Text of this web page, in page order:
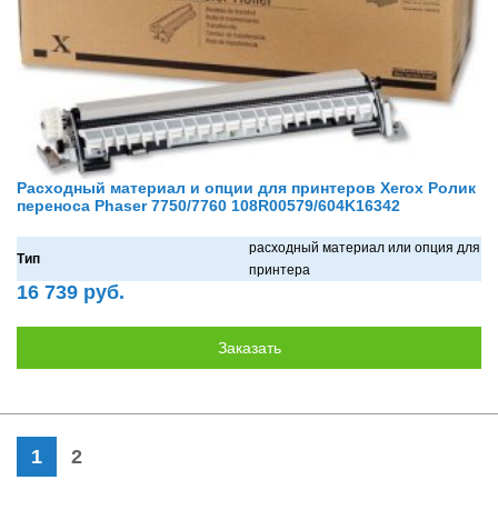
Расходный материал и опции для принтеров Xerox Ролик
переноса Phaser 7750/7760 108R00579/604K16342
Тип
рaсходный мaтериaл или опция для
принтерa
16 739 руб.
1 2